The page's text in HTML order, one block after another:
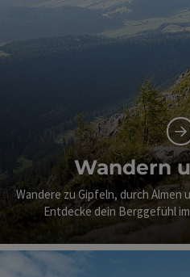
Wandern
Wandere zu Gipfeln, durch Almen
Entdecke dein Berggefühl